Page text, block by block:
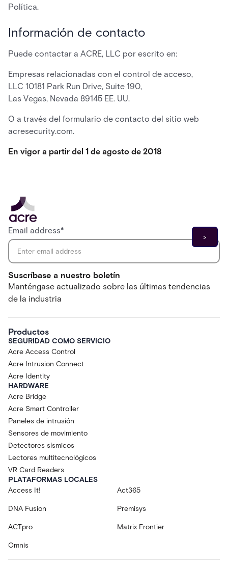
Política.
Información de contacto
Puede contactar a ACRE, LLC por escrito en:
Empresas relacionadas con el control de acceso,
LLC 10181 Park Run Drive, Suite 190,
Las Vegas, Nevada 89145 EE. UU.
O a través del formulario de contacto del sitio web
acresecurity.com.
En vigor a partir del 1 de agosto de 2018
Suscríbase a nuestro boletín
Manténgase actualizado sobre las últimas tendencias
de la industria
Email address*
Productos
SEGURIDAD COMO SERVICIO
Acre Access Control
Acre Intrusion Connect
Acre Identity
HARDWARE
Acre Bridge
Acre Smart Controller
Paneles de intrusión
Sensores de movimiento
Detectores sísmicos
Lectores multitecnológicos
VR Card Readers
PLATAFORMAS LOCALES
Access It!
Act365
DNA Fusion Premisys
ACTpro Matrix Frontier
Omnis